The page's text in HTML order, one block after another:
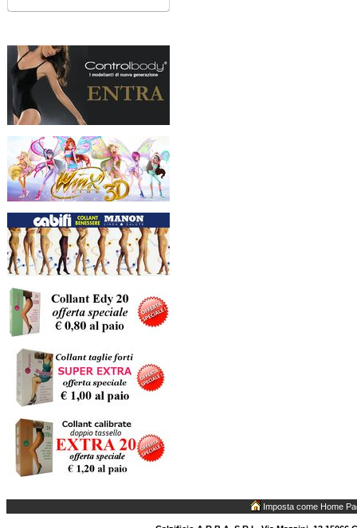
Imposta come Home